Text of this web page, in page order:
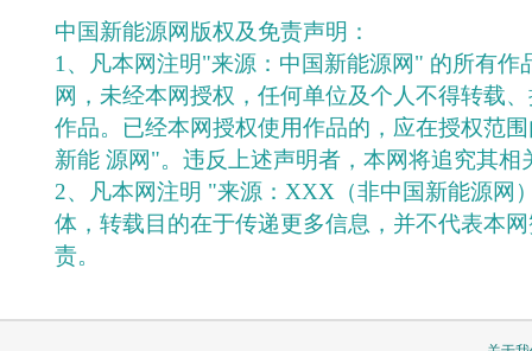
中国新能源网版权及免责声明：
1、凡本网注明"来源：中国新能源网" 的所有作
网，未经本网授权，任何单位及个人不得转载
作品。已经本网授权使用作品的，应在授权范
新能 源网"。违反上述声明者，本网将追究其相
2、凡本网注明 "来源：XXX（非中国新能源网
体，转载目的在于传递更多信息，并不代表本
责。